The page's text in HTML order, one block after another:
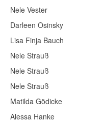
Nele Vester
Darleen Osinsky
Lisa Finja Bauch
Nele Strauß
Nele Strauß
Nele Strauß
Matilda Gödicke
Alessa Hanke